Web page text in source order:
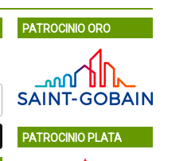
PATROCINIO ORO
PATROCINIO PLATA